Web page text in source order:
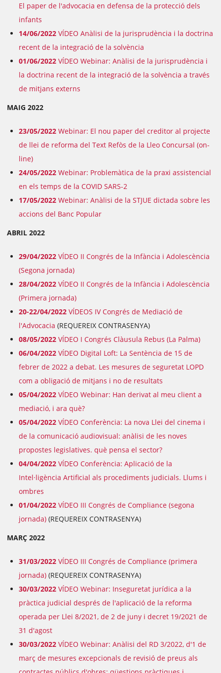
El paper de l'advocacia en defensa de la protecció dels
infants
14/06/2022 VÍDEO Anàlisi de la jurisprudència i la doctrina
recent de la integració de la solvència
01/06/2022 VÍDEO Webinar: Anàlisi de la jurisprudència i
la doctrina recent de la integració de la solvència a través
de mitjans externs
MAIG 2022
23/05/2022 Webinar: El nou paper del creditor al projecte
de llei de reforma del Text Refòs de la Lleo Concursal (on-
line)
24/05/2022 Webinar: Problemàtica de la praxi assistencial
en els temps de la COVID SARS-2
17/05/2022 Webinar: Anàlisi de la STJUE dictada sobre les
accions del Banc Popular
ABRIL 2022
29/04/2022 VÍDEO II Congrés de la Infància i Adolescència
(Segona jornada)
28/04/2022 VÍDEO II Congrés de la Infància i Adolescència
(Primera jornada)
20-22/04/2022 VÍDEOS IV Congrés de Mediació de
l'Advocacia (REQUEREIX CONTRASENYA)
08/05/2022 VÍDEO I Congrés Clàusula Rebus (La Palma)
06/04/2022 VÍDEO Digital Loft: La Sentència de 15 de
febrer de 2022 a debat. Les mesures de seguretat LOPD
com a obligació de mitjans i no de resultats
05/04/2022 VÍDEO Webinar: Han derivat al meu client a
mediació, i ara què?
05/04/2022 VÍDEO Conferència: La nova Llei del cinema i
de la comunicació audiovisual: anàlisi de les noves
propostes legislatives. què pensa el sector?
04/04/2022 VÍDEO Conferència: Aplicació de la
Intel·ligència Artificial als procediments judicials. Llums i
ombres
01/04/2022 VÍDEO III Congrés de Compliance (segona
jornada) (REQUEREIX CONTRASENYA)
MARÇ 2022
31/03/2022 VÍDEO III Congrés de Compliance (primera
jornada) (REQUEREIX CONTRASENYA)
30/03/2022 VÍDEO Webinar: Inseguretat jurídica a la
pràctica judicial després de l'aplicació de la reforma
operada per Llei 8/2021, de 2 de juny i decret 19/2021 de
31 d'agost
30/03/2022 VÍDEO Webinar: Anàlisi del RD 3/2022, d'1 de
març de mesures excepcionals de revisió de preus als